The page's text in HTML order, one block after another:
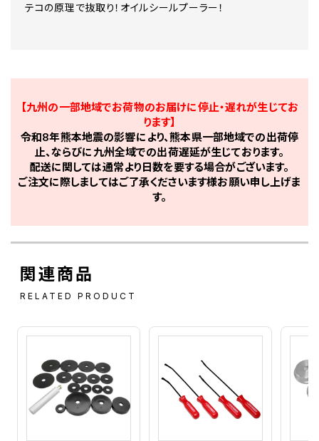
テコの原理で抜取り！オイルシールプーラー！
【九州の一部地域でお荷物のお届けに停止・遅れが生じてお
ります】
令和8年熊本地震の影響により、熊本県一部地域での出荷停
止、ならびに九州全域での出荷遅延が生じております。
配送に関しては通常より日数を要する場合がございます。
ご注文に際しましてはご了承くださいます様お願い申し上げま
す。
関連商品
RELATED PRODUCT